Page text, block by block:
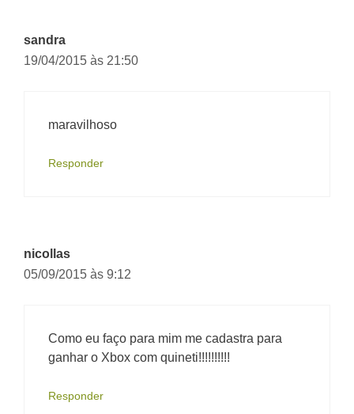
sandra
19/04/2015 às 21:50
maravilhoso
Responder
nicollas
05/09/2015 às 9:12
Como eu faço para mim me cadastra para
ganhar o Xbox com quineti!!!!!!!!!!
Responder